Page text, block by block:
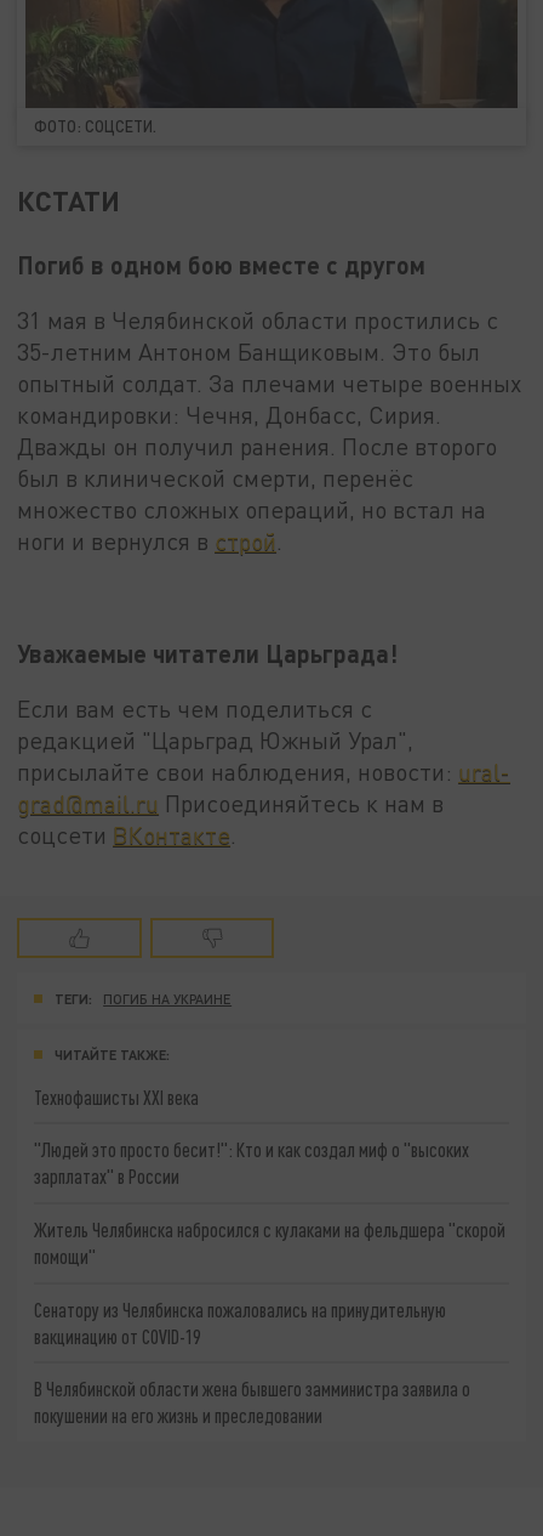
ФОТО: СОЦСЕТИ.
КСТАТИ
Погиб в одном бою вместе с другом
31 мая в Челябинской области простились с
35-летним Антоном Банщиковым. Это был
опытный солдат. За плечами четыре военных
командировки: Чечня, Донбасс, Сирия.
Дважды он получил ранения. После второго
был в клинической смерти, перенёс
множество сложных операций, но встал на
ноги и вернулся в строй
Уважаемые читатели Царьграда!
Если вам есть чем поделиться с
редакцией "Царьград Южный Урал",
присылайте свои наблюдения, новости: ural-
grad@mail.ru Присоединяйтесь к нам в
соцсети ВКонтакте
ТЕГИ: ПОГИБ НА УКРАИНЕ
ЧИТАЙТЕ ТАКЖЕ:
Технофашисты XXI века
"Людей это просто бесит!": Кто и как создал миф о "высоких
зарплатах" в России
Житель Челябинска набросился с кулаками на фельдшера "скорой
помощи"
Сенатору из Челябинска пожаловались на принудительную
вакцинацию от COVID-19
В Челябинской области жена бывшего замминистра заявила о
покушении на его жизнь и преследовании